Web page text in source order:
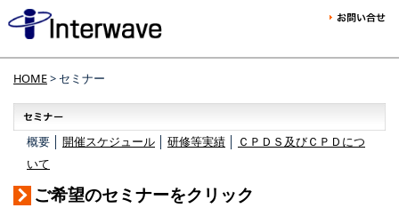
HOME> セミナー
概要 │ 開催スケジュール 研修等実績
ＣＰＤＳ及びＣＰＤにつ
いて
ご希望のセミナーをクリック